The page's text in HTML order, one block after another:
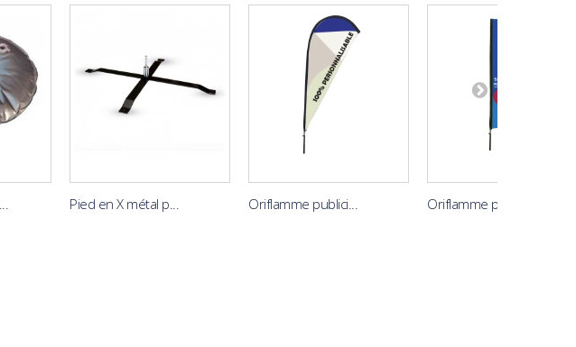
Pied en X métal p... Oriflamme publici... Oriflamme publici...